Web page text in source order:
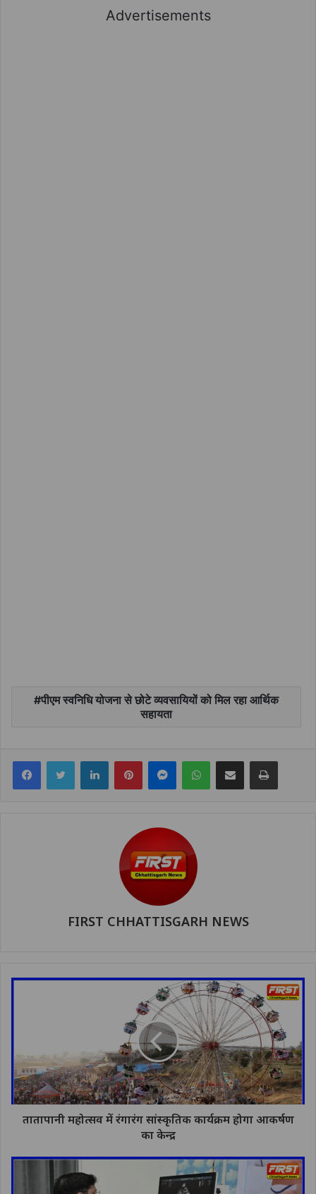
Advertisements
पीएम स्वनिधि योजना से छोटे व्यवसायियों को मिल रहा आर्थिक
सहायता
FacebookTwitter LinkedInPinterestMessengerWhatsAppShare via Email Print
FIRST CHHATTISGARH NEWS
तातापानी महोत्सव में रंगारंग सांस्कृतिक कार्यक्रम होगा आकर्षण
का केन्द्र